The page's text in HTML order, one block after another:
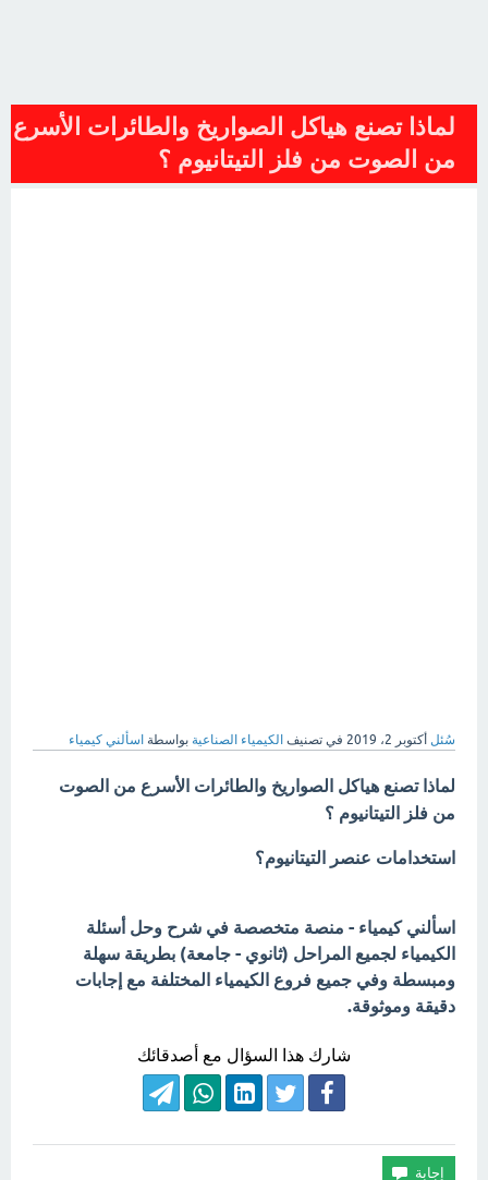
لماذا تصنع هياكل الصواريخ والطائرات الأسرع
من الصوت من فلز التيتانيوم ؟
سُئل أكتوبر 2، 2019 في تصنيف الكيمياء الصناعية بواسطة اسألني كيمياء
لماذا تصنع هياكل الصواريخ والطائرات الأسرع من الصوت
من فلز التيتانيوم ؟
استخدامات عنصر التيتانيوم؟
اسألني كيمياء - منصة متخصصة في شرح وحل أسئلة
الكيمياء لجميع المراحل (ثانوي - جامعة) بطريقة سهلة
ومبسطة وفي جميع فروع الكيمياء المختلفة مع إجابات
دقيقة وموثوقة.
شارك هذا السؤال مع أصدقائك